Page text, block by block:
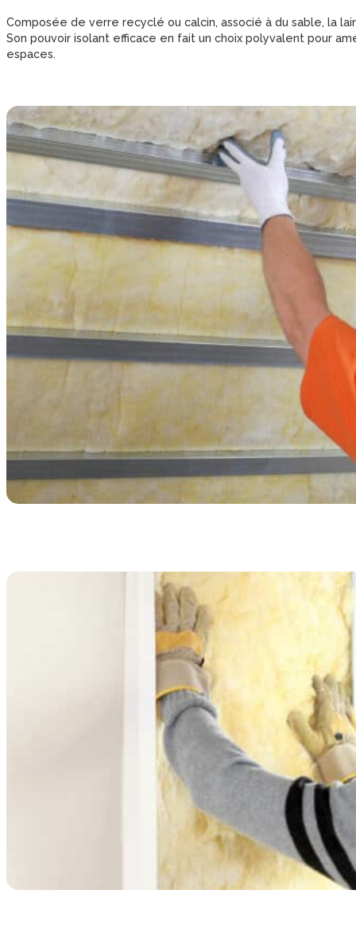
Composée de verre recyclé ou calcin, associé à du sable, la
Son pouvoir isolant efficace en fait un choix polyvalent pour
espaces.